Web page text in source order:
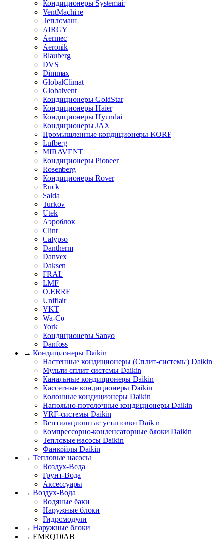
Кондиционеры Systemair
VentMachine
Тепломаш
AIRGY
Aermec
Aeronik
Blauberg
DVS
Dimmax
GlobalClimat
Globalvent
Кондиционеры GoldStar
Кондиционеры Haier
Кондиционеры Hyundai
Кондиционеры JAX
Промышленные кондиционеры KORF
Lufberg
MIRAVENT
Кондиционеры Pioneer
Rosenberg
Кондиционеры Rover
Ruck
Salda
Turkov
Utek
Аэроблок
Clint
Calypso
Dantherm
Danvex
Daksen
FRAL
LMF
O.ERRE
Uniflair
VKT
Wa-Co
York
Кондиционеры Sanyo
Danfoss
→ Кондиционеры Daikin
Настенные кондиционеры (Сплит-системы) Daikin
Мульти сплит системы Daikin
Канальные кондиционеры Daikin
Кассетные кондиционеры Daikin
Колонные кондиционеры Daikin
Напольно-потолочные кондиционеры Daikin
VRF-системы Daikin
Вентиляционные установки Daikin
Компрессорно-конденсаторные блоки Daikin
Тепловые насосы Daikin
Фанкойлы Daikin
→ Тепловые насосы
Воздух-Вода
Грунт-Вода
Аксессуары
→ Воздух-Вода
Водяные баки
Наружные блоки
Гидромодули
→ Наружные блоки
→ EMRQ10AB